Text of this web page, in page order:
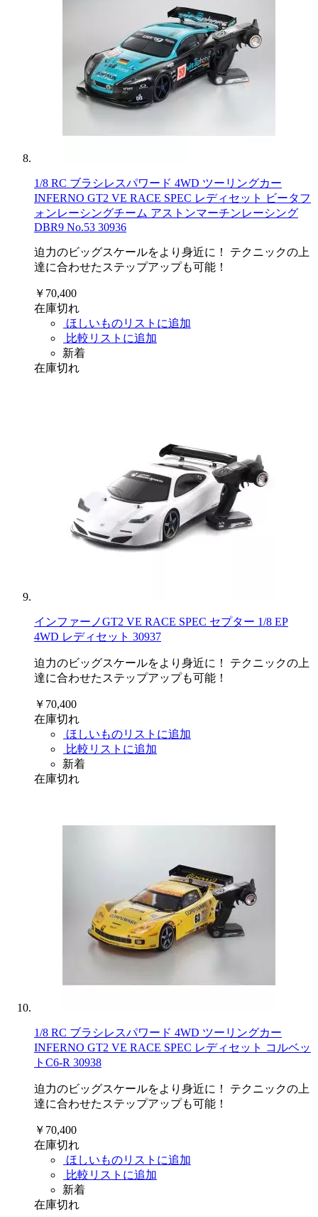
1/8 RC ブラシレスパワード 4WD ツーリングカー
INFERNO GT2 VE RACE SPEC レディセット ビータフ
ォンレーシングチーム アストンマーチンレーシング
DBR9 No.53 30936
迫力のビッグスケールをより身近に！ テクニックの上
達に合わせたステップアップも可能！
￥70,400
在庫切れ
ほしいものリストに追加
比較リストに追加
新着
在庫切れ
インファーノGT2 VE RACE SPEC セプター 1/8 EP
4WD レディセット 30937
迫力のビッグスケールをより身近に！ テクニックの上
達に合わせたステップアップも可能！
￥70,400
在庫切れ
ほしいものリストに追加
比較リストに追加
新着
在庫切れ
1/8 RC ブラシレスパワード 4WD ツーリングカー
INFERNO GT2 VE RACE SPEC レディセット コルベッ
トC6-R 30938
迫力のビッグスケールをより身近に！ テクニックの上
達に合わせたステップアップも可能！
￥70,400
在庫切れ
ほしいものリストに追加
比較リストに追加
新着
在庫切れ